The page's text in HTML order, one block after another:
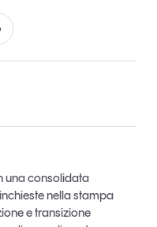
una consolidata
nella stampa
e transizione